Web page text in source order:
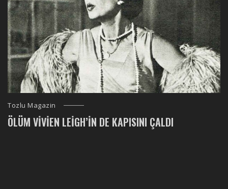
Tozlu Magazin
ÖLÜM VIVIEN LEIGH’IN DE KAPISINI ÇALDI